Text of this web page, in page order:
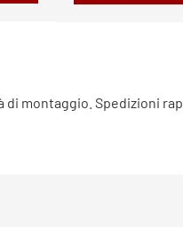
montaggio. Spedizioni